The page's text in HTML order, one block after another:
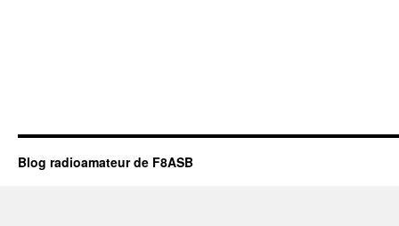
Blog radioamateur de F8ASB